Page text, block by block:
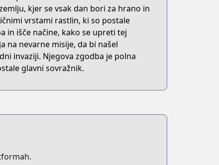
kjer se vsak dan bori za hrano in
vrstami rastlin, ki so postale
in išče načine, kako se upreti tej
na nevarne misije, da bi našel
invaziji. Njegova zgodba je polna
glavni sovražnik.